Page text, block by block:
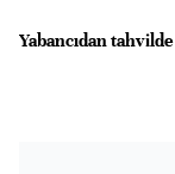
Yabancıdan